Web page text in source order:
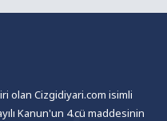
olan Cizgidiyari.com isimli
Kanun'un 4.cü maddesinin